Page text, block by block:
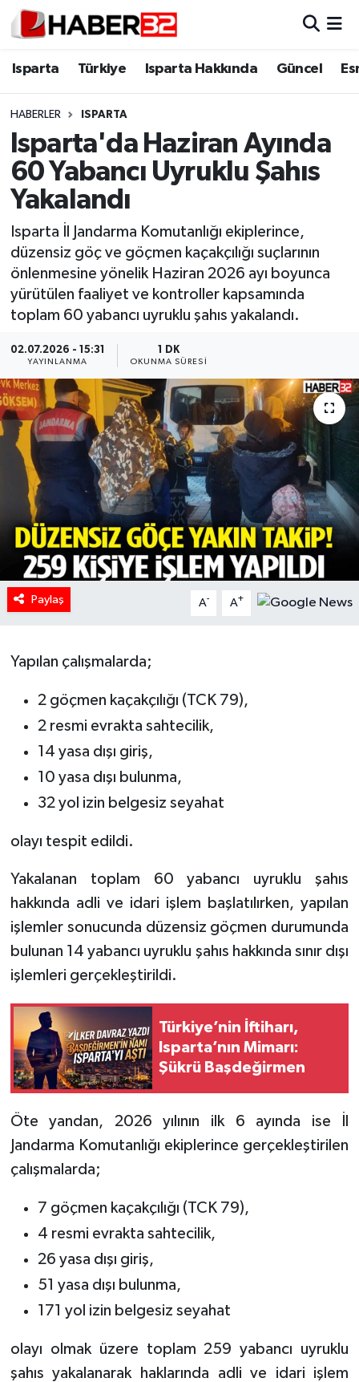
Isparta Türkiye Isparta Hakkında Güncel
HABERLER ISPARTA
Isparta'da Haziran Ayında
60 Yabancı Uyruklu Şahıs
Yakalandı
Isparta İl Jandarma Komutanlığı ekiplerince,
düzensiz göç ve göçmen kaçakçılığı suçlarının
önlenmesine yönelik Haziran 2026 ayı boyunca
yürütülen faaliyet ve kontroller kapsamında
toplam 60 yabancı uyruklu şahıs yakalandı.
02.07.2026 - 15:31
YAYINLANMA
1 DK
OKUNMA SÜRESI
Paylaş A- A+
Yapılan çalışmalarda;
2 göçmen kaçakçılığı (TCK 79),
2 resmi evrakta sahtecilik,
14 yasa dışı giriş,
10 yasa dışı bulunma,
32 yol izin belgesiz seyahat
olayı tespit edildi.
Yakalanan toplam 60 yabancı uyruklu şahıs
hakkında adli ve idari işlem başlatılırken, yapılan
işlemler sonucunda düzensiz göçmen durumunda
bulunan 14 yabancı uyruklu şahıs hakkında sınır dışı
işlemleri gerçekleştirildi.
Türkiye’nin İftiharı,
Isparta’nın Mimarı:
Şükrü Başdeğirmen
Öte yandan, 2026 yılının ilk 6 ayında ise İl
Jandarma Komutanlığı ekiplerince gerçekleştirilen
çalışmalarda;
7 göçmen kaçakçılığı (TCK 79),
4 resmi evrakta sahtecilik,
26 yasa dışı giriş,
51 yasa dışı bulunma,
171 yol izin belgesiz seyahat
olayı olmak üzere toplam 259 yabancı uyruklu
şahıs yakalanarak haklarında adli ve idari işlem
Isparta
Esnaf Diyor ki;
ASAYİŞ
BİLİM VE TEKNOLOJİ
EĞİTİM
GENEL
Güncel
HABERDE İNSAN
İlginç
KÜLTÜR SANAT
MAGAZİN
Oyun
POLİTİKA
Tarihi Yapılarımız
Teknoloji
Türkiye
Yerel
İletişim
Künye
Isparta Nöbetçi Eczaneler
Isparta Trafik Yoğunluk Haritası
Süper Lig Puan Durumu ve Fikstür
Tüm Manşetler
Son Dakika Haberleri
Haber Arşivi